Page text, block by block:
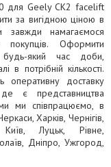
для Geely CK2 facelift
за вигідною ціною в
завжди намагаємося
Оформити
який час доби,
потрібній кількості.
оперативну доставку
є представництва
ми співпрацюємо, в
Харків, Чернігів,
Київ, Луцьк, Рівне,
Дніпро, Ужгород,